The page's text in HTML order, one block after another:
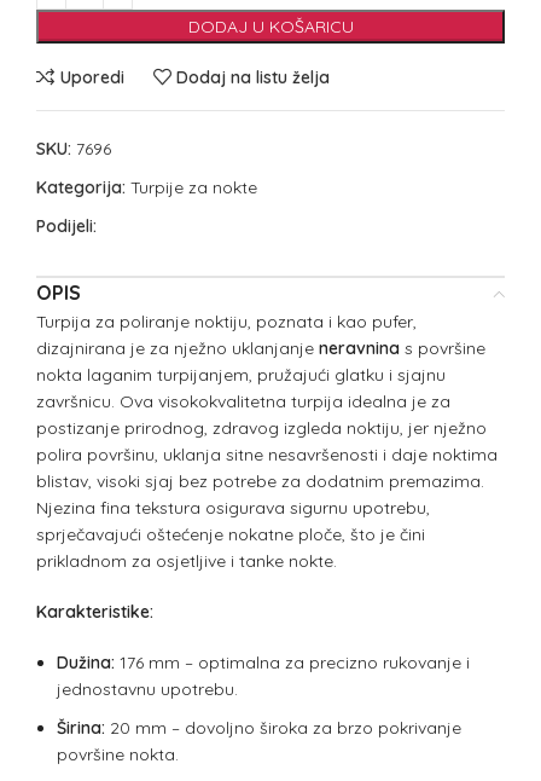
DODAJ U KOŠARICU
Uporedi Dodaj na listu želja
SKU: 7696
Kategorija: Turpije za nokte
Podijeli:
OPIS
Turpija za poliranje noktiju, poznata i kao pufer,
dizajnirana je za nježno uklanjanje neravnina s površine
nokta laganim turpijanjem, pružajući glatku i sjajnu
završnicu. Ova visokokvalitetna turpija idealna je za
postizanje prirodnog, zdravog izgleda noktiju, jer nježno
polira površinu, uklanja sitne nesavršenosti i daje noktima
blistav, visoki sjaj bez potrebe za dodatnim premazima.
Njezina fina tekstura osigurava sigurnu upotrebu,
sprječavajući oštećenje nokatne ploče, što je čini
prikladnom za osjetljive i tanke nokte.
Karakteristike:
Dužina: 176 mm – optimalna za precizno rukovanje i
jednostavnu upotrebu.
Širina: 20 mm – dovoljno široka za brzo pokrivanje
površine nokta.